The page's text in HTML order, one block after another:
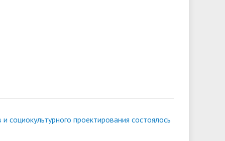
и социокультурного проектирования состоялось